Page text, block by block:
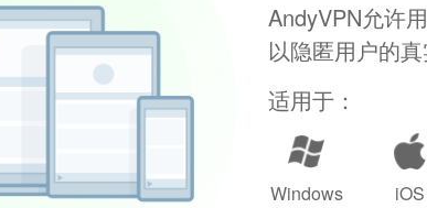
AndyVPN允许
以隐匿用户的
适用于：
Windows iOS